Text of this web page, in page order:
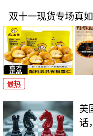
双十一现货专场真
最热
美
话